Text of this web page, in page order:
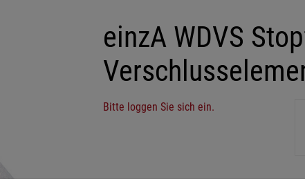
einzA WDVS
Bitte loggen Sie sich ein.